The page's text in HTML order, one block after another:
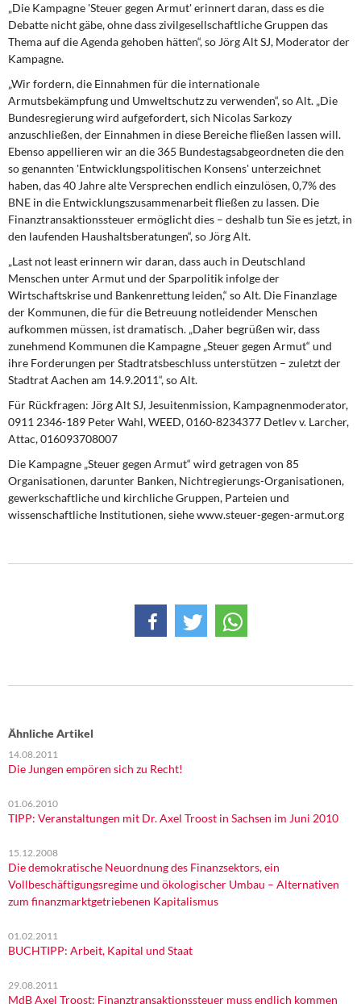
„Die Kampagne 'Steuer gegen Armut' erinnert daran, dass es die
Debatte nicht gäbe, ohne dass zivilgesellschaftliche Gruppen das
Thema auf die Agenda gehoben hätten“, so Jörg Alt SJ, Moderator der
Kampagne.
„Wir fordern, die Einnahmen für die internationale
Armutsbekämpfung und Umweltschutz zu verwenden“, so Alt. „Die
Bundesregierung wird aufgefordert, sich Nicolas Sarkozy
anzuschließen, der Einnahmen in diese Bereiche fließen lassen will.
Ebenso appellieren wir an die 365 Bundestagsabgeordneten die den
so genannten 'Entwicklungspolitischen Konsens' unterzeichnet
haben, das 40 Jahre alte Versprechen endlich einzulösen, 0,7% des
BNE in die Entwick­lungszusammenarbeit fließen zu lassen. Die
Finanztransaktionssteuer ermöglicht dies – deshalb tun Sie es jetzt, in
den laufenden Haushaltsberatungen“, so Jörg Alt.
„Last not least erinnern wir daran, dass auch in Deutschland
Menschen unter Armut und der Sparpolitik infolge der
Wirtschaftskrise und Bankenrettung leiden,“ so Alt. Die Finanzlage
der Kommunen, die für die Betreuung notleidender Menschen
aufkommen müssen, ist dramatisch. „Daher begrüßen wir, dass
zunehmend Kommunen die Kampagne „Steuer gegen Armut“ und
ihre Forderungen per Stadtratsbeschluss unterstützen – zuletzt der
Stadtrat Aachen am 14.9.2011“, so Alt.
Für Rückfragen: Jörg Alt SJ, Jesuitenmission, Kampagnenmoderator,
0911 2346-189 Peter Wahl, WEED, 0160-8234377 Detlev v. Larcher,
Attac, 016093708007
Die Kampagne „Steuer gegen Armut“ wird getragen von 85
Organisationen, darunter Banken, Nichtregierungs-Organisationen,
gewerkschaftliche und kirchliche Gruppen, Parteien und
wissenschaftliche Institutionen, siehe www.steuer-gegen-armut.org
Ähnliche Artikel
14.08.2011
Die Jungen empören sich zu Recht!
01.06.2010
TIPP: Veranstaltungen mit Dr. Axel Troost in Sachsen im Juni 2010
15.12.2008
Die demokratische Neuordnung des Finanzsektors, ein
Vollbeschäftigungsregime und ökologischer Umbau – Alternativen
zum finanzmarktgetriebenen Kapitalismus
01.02.2011
BUCHTIPP: Arbeit, Kapital und Staat
29.08.2011
MdB Axel Troost: Finanztransaktionssteuer muss endlich kommen